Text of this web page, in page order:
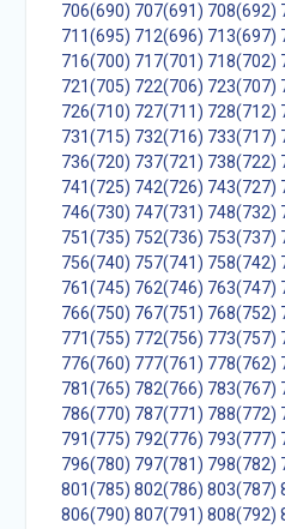
706(690) 707(691) 708(692)
711(695) 712(696) 713(697)
716(700) 717(701) 718(702)
721(705) 722(706) 723(707)
726(710) 727(711) 728(712)
731(715) 732(716) 733(717)
736(720) 737(721) 738(722)
741(725) 742(726) 743(727)
746(730) 747(731) 748(732)
751(735) 752(736) 753(737)
756(740) 757(741) 758(742)
761(745) 762(746) 763(747)
766(750) 767(751) 768(752)
771(755) 772(756) 773(757)
776(760) 777(761) 778(762)
781(765) 782(766) 783(767)
786(770) 787(771) 788(772)
791(775) 792(776) 793(777)
796(780) 797(781) 798(782)
801(785) 802(786) 803(787)
806(790) 807(791) 808(792)